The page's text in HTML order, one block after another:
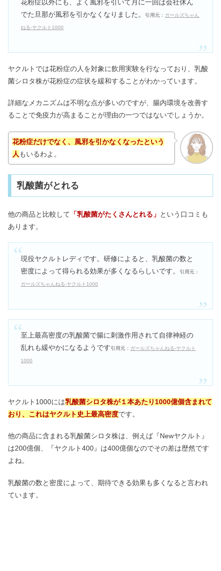
花粉症以外にも、よく風邪を引いて月に一回は会社休ん
でた旦那が風邪を引かなくなりました。
引用元： ガールズちゃん
ねる-ヤクルト1000
ヤクルトでは花粉症の人を対象に飲用実験を行なっており、乳酸
菌シロタ株が花粉症の症状を緩和することがわかっています。
詳細なメカニズムは不明な点が多いのですが、腸内環境を改善す
ることで免疫力が高まることが理由の一つではないでしょうか。
花粉症だけでなく、風邪を引かなくなったという
人 もいるわよ。
乳酸菌がとれる
他の商品と比較して 「乳酸菌がたくさんとれる」 という口コミも
あります。
現役ヤクルトレディです。研修によると、乳酸菌の数と
密度によって得られる効果が多くなるらしいです。
引用元：
ガールズちゃんねる-ヤクルト1000
至上最高密度の乳酸菌で腸に刺激作用されて自律神経の
乱れも緩やかになるようです引用元： ガールズちゃんねる-ヤクルト
1000
ヤクルト1000には乳酸菌シロタ株が１本あたり1000億個含まれて
おり、これはヤクルト史上最高密度です。
他の商品に含まれる乳酸菌シロタ株は、例えば『Newヤクルト』
は200億個、『ヤクルト400』は400億個なのでその差は歴然です
よね。
乳酸菌の数と密度によって、期待できる効果も多くなると言われ
ています。